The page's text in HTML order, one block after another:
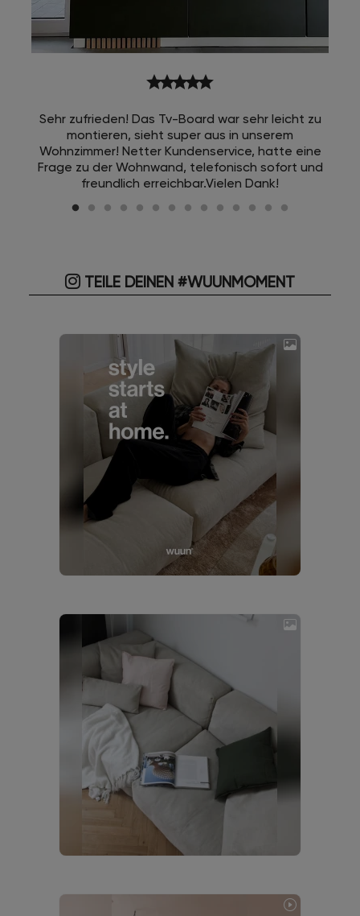
starstarstarstarstar
Sehr zufrieden! Das Tv-Board war sehr leicht zu
montieren, sieht super aus in unserem
Wohnzimmer! Netter Kundenservice, hatte eine
Frage zu der Wohnwand, telefonisch sofort und
freundlich erreichbar.Vielen Dank!
TEILE DEINEN #WUUNMOMENT